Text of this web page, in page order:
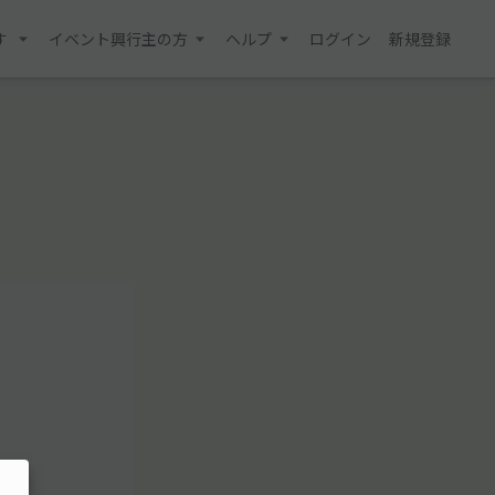
イベント興行主の方 ヘルプ ログイン 新規登録